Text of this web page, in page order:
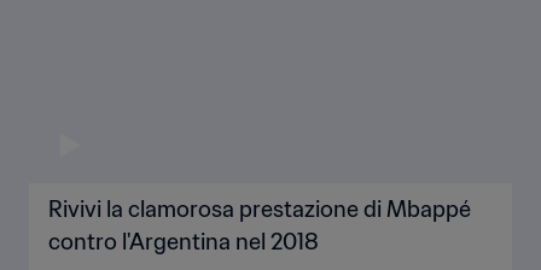
Rivivi la clamorosa prestazione di Mbappé
contro l'Argentina nel 2018